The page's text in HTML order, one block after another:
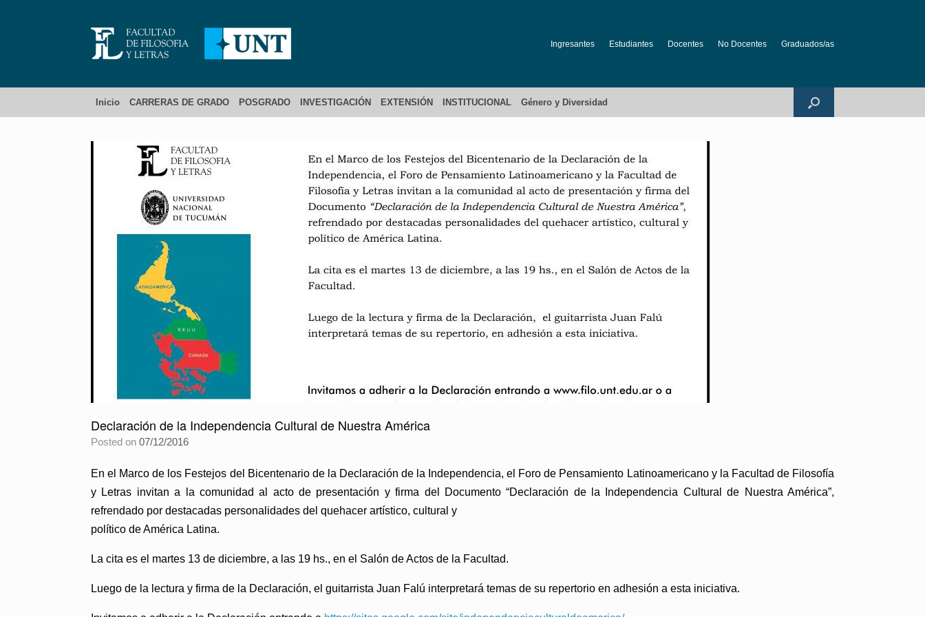
Ingresantes Estudiantes Docentes No Docentes Graduados/as
Inicio CARRERAS DE GRADO POSGRADO INVESTIGACIÓN EXTENSIÓN INSTITUCIONAL Género y Diversidad
Declaración de la Independencia Cultural de Nuestra América
Posted on 07/12/2016
En el Marco de los Festejos del Bicentenario de la Declaración de la Independencia, el Foro de Pensamiento Latinoamericano y la Facultad de Filosofía
y Letras invitan a la comunidad al acto de presentación yfirma del Documento “Declaración de la Independencia Cultural de Nuestra América”,
refrendado por destacadas personalidades del quehacer artístico, cultural y
político de América Latina.
La cita es el martes 13 de diciembre, a las 19 hs., en el Salón de Actos de la Facultad.
Luego de la lectura y firma de la Declaración, el guitarrista Juan Falú interpretará temas de su repertorio en adhesión a esta iniciativa.